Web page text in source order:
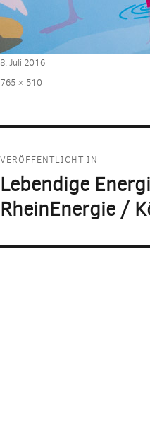
Veröffentlicht
am
8. Juli 2016
Volle
765 × 510
VERÖFFENTLICHT IN
Lebendige
RheinEnergie /